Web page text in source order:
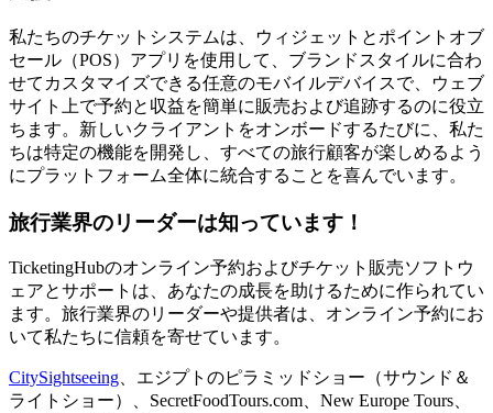
私たちのチケットシステムは、ウィジェットとポイントオブ
セール（POS）アプリを使用して、ブランドスタイルに合わ
せてカスタマイズできる任意のモバイルデバイスで、ウェブ
サイト上で予約と収益を簡単に販売および追跡するのに役立
ちます。新しいクライアントをオンボードするたびに、私た
ちは特定の機能を開発し、すべての旅行顧客が楽しめるよう
にプラットフォーム全体に統合することを喜んでいます。
旅行業界のリーダーは知っています！
TicketingHubのオンライン予約およびチケット販売ソフトウ
ェアとサポートは、あなたの成長を助けるために作られてい
ます。旅行業界のリーダーや提供者は、オンライン予約にお
いて私たちに信頼を寄せています。
CitySightseeing、エジプトのピラミッドショー（サウンド＆
ライトショー）、SecretFoodTours.com、New Europe Tours、